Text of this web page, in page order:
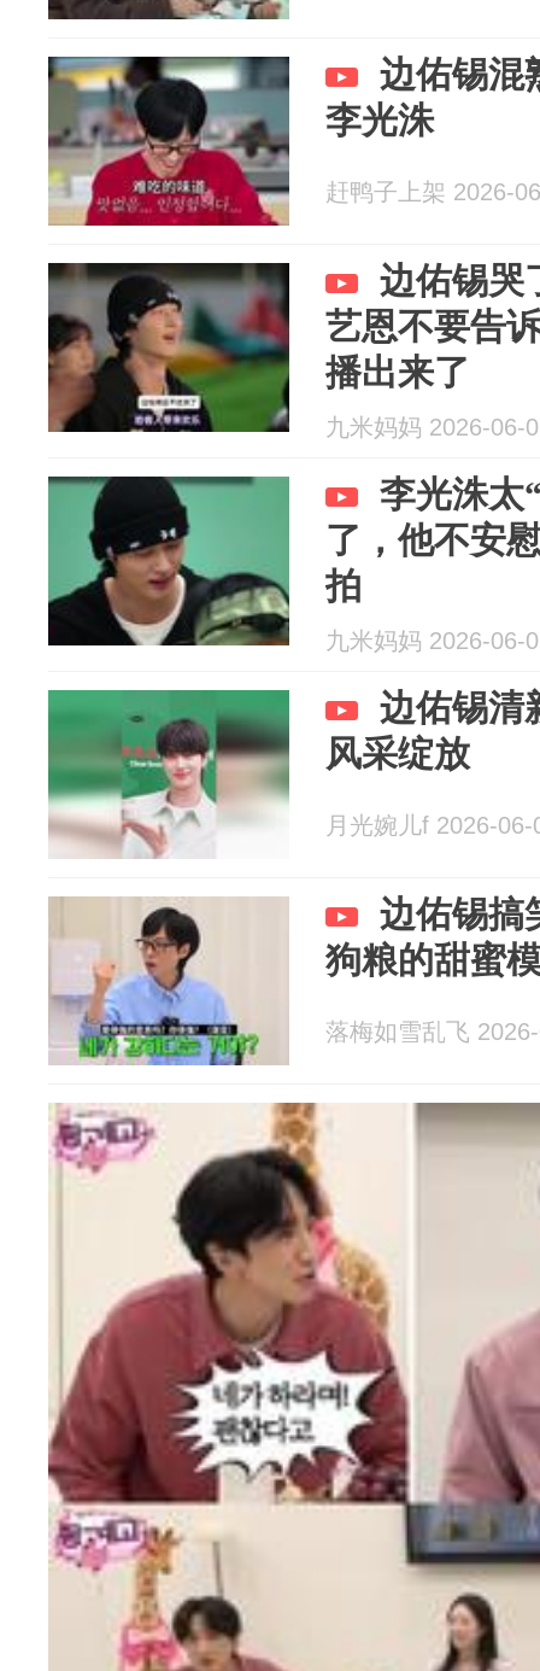
边佑锡混
李光洙
赶鸭子上架 2026-
边佑锡哭
艺恩不要告
播出来了
九米妈妈 2026-06-
李光洙太
了，他不安
拍
九米妈妈 2026-06-
边佑锡清
风采绽放
月光婉儿f 2026-06-
边佑锡搞
狗粮的甜蜜
落梅如雪乱飞